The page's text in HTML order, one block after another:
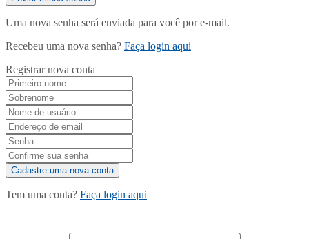
Uma nova senha será enviada para você por e-mail.
Recebeu uma nova senha? Faça login aqui
Registrar nova conta
Tem uma conta? Faça login aqui